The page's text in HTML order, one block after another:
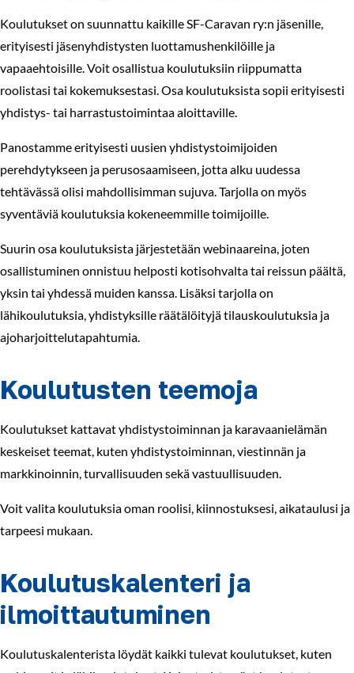
Koulutukset on suunnattu kaikille SF-Caravan ry:n jäsenille,
erityisesti jäsenyhdistysten luottamushenkilöille ja
vapaaehtoisille. Voit osallistua koulutuksiin riippumatta
roolistasi tai kokemuksestasi. Osa koulutuksista sopii erityisesti
yhdistys- tai harrastustoimintaa aloittaville.
Panostamme erityisesti uusien yhdistystoimijoiden
perehdytykseen ja perusosaamiseen, jotta alku uudessa
tehtävässä olisi mahdollisimman sujuva. Tarjolla on myös
syventäviä koulutuksia kokeneemmille toimijoille.
Suurin osa koulutuksista järjestetään webinaareina, joten
osallistuminen onnistuu helposti kotisohvalta tai reissun päältä,
yksin tai yhdessä muiden kanssa. Lisäksi tarjolla on
lähikoulutuksia, yhdistyksille räätälöityjä tilauskoulutuksia ja
ajoharjoittelutapahtumia.
Koulutusten teemoja
Koulutukset kattavat yhdistystoiminnan ja karavaanielämän
keskeiset teemat, kuten yhdistystoiminnan, viestinnän ja
markkinoinnin, turvallisuuden sekä vastuullisuuden.
Voit valita koulutuksia oman roolisi, kiinnostuksesi, aikataulusi ja
tarpeesi mukaan.
Koulutuskalenteri ja
ilmoittautuminen
Koulutuskalenterista löydät kaikki tulevat koulutukset, kuten